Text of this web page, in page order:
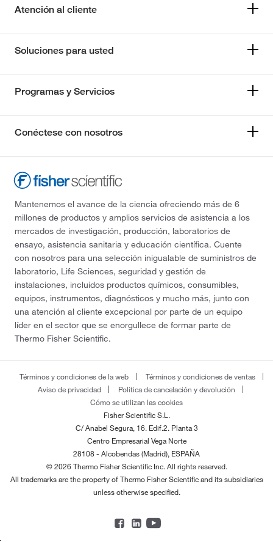
Atención al cliente
Soluciones para usted
Programas y Servicios
Conéctese con nosotros
Mantenemos el avance de la ciencia ofreciendo más de 6
millones de productos y amplios servicios de asistencia a los
mercados de investigación, producción, laboratorios de
ensayo, asistencia sanitaria y educación científica. Cuente
con nosotros para una selección inigualable de suministros de
laboratorio, Life Sciences, seguridad y gestión de
instalaciones, incluidos productos químicos, consumibles,
equipos, instrumentos, diagnósticos y mucho más, junto con
una atención al cliente excepcional por parte de un equipo
líder en el sector que se enorgullece de formar parte de
Thermo Fisher Scientific.
Términos y condiciones de la web
Términos y condiciones de ventas
Aviso de privacidad
Política de cancelación y devolución
Cómo se utilizan las cookies
Fisher Scientific S.L.
C/ Anabel Segura, 16. Edif.2. Planta 3
Centro Empresarial Vega Norte
28108 - Alcobendas (Madrid), ESPAÑA
© 2026 Thermo Fisher Scientific Inc. All rights reserved.
All trademarks are the property of Thermo Fisher Scientific and its subsidiaries
unless otherwise specified.